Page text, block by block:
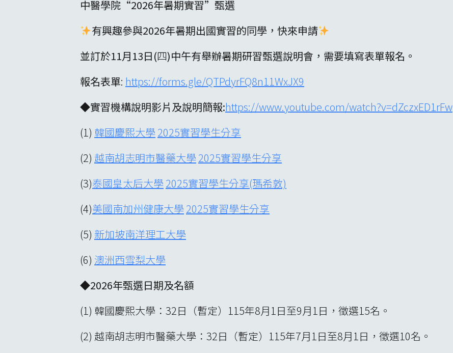
中醫學院“2026年暑期實習”甄選
有興趣參與2026年暑期出國實習的同學，快來申請
並訂於11月13日(四)中午有舉辦暑期研習甄選說明會，需要填寫表單報名。
報名表單: https://forms.gle/QTPdyrFQ8n11WxJX9
◆實習機構說明影片及說明簡報:https://www.youtube.com/watch?v=dZczxED1rFw
(1) 韓國慶熙大學2025實習學生分享
(2) 越南胡志明市醫藥大學2025實習學生分享
(3)泰國皇太后大學2025實習學生分享(瑪希敦)
(4)美國南加州健康大學2025實習學生分享
(5) 新加坡南洋理工大學
(6) 澳洲西雪梨大學
◆2026年甄選日期及名額
(1) 韓國慶熙大學：32日（暫定）115年8月1日至9月1日，徵選15名。
(2) 越南胡志明市醫藥大學：32日（暫定）115年7月1日至8月1日，徵選10名。